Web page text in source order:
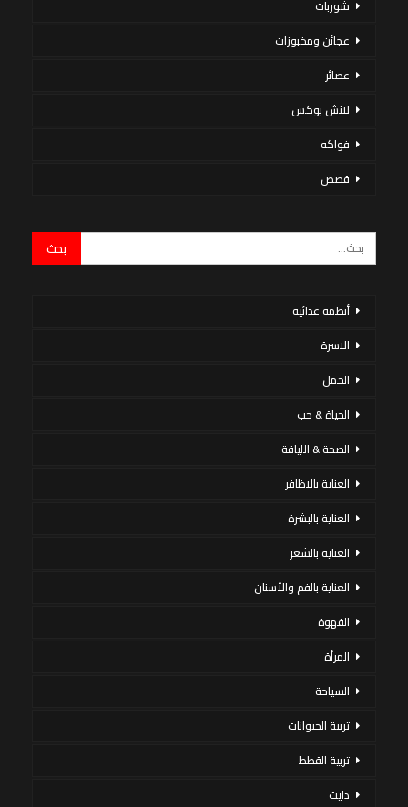
شوربات
عجائن ومخبوزات
عصائر
لانش بوكس
فواكه
قصص
أنظمة غذائية
الاسرة
الحمل
الحياة & حب
الصحة & اللياقة
العناية بالاظافر
العناية بالبشرة
العناية بالشعر
العناية بالفم والأسنان
القهوة
المرأة
السياحة
تربية الحيوانات
تربية القطط
دايت